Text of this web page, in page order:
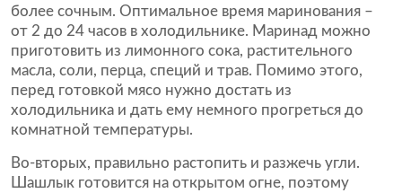
более сочным. Оптимальное время маринования –
от 2 до 24 часов в холодильнике. Маринад можно
приготовить из лимонного сока, растительного
масла, соли, перца, специй и трав. Помимо этого,
перед готовкой мясо нужно достать из
холодильника и дать ему немного прогреться до
комнатной температуры.
Во-вторых, правильно растопить и разжечь угли.
Шашлык готовится на открытом огне, поэтому